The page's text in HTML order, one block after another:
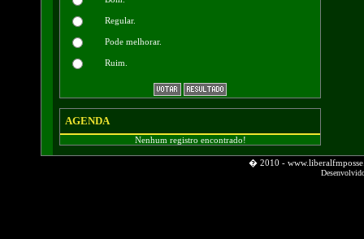
Regular.
Pode melhorar.
Ruim.
AGENDA
Nenhum registro encontrado!
� 2010 -